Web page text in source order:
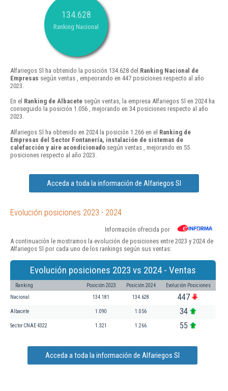
134.628
Ranking Nacional
Alfariegos Sl ha obtenido la posición 134.628 del Ranking Nacional de
Empresas según ventas , empeorando en 447 posiciones respecto al año
2023.
En el Ranking de Albacete según ventas, la empresa Alfariegos Sl en 2024 ha
conseguido la posición 1.056 , mejorando en 34 posiciones respecto al año
2023.
Alfariegos Sl ha obtenido en 2024 la posición 1.266 en el Ranking de
Empresas del Sector Fontanería, instalación de sistemas de
calefacción y aire acondicionado según ventas , mejorando en 55
posiciones respecto al año 2023.
Acceda a toda la información de Alfariegos Sl
Evolución posiciones 2023 - 2024
Información ofrecida por
A continuación le mostramos la evolución de posiciones entre 2023 y 2024 de
Alfariegos Sl por cada uno de los rankings según sus ventas:
Evolución posiciones 2023 vs 2024 - Ventas
Ranking Posición 2023 Posición 2024 Evolución Posiciones
Nacional 134.181 134.628 447
Albacete 1.090 1.056 34
Sector CNAE 4322 1.321 1.266 55
Acceda a toda la información de Alfariegos Sl